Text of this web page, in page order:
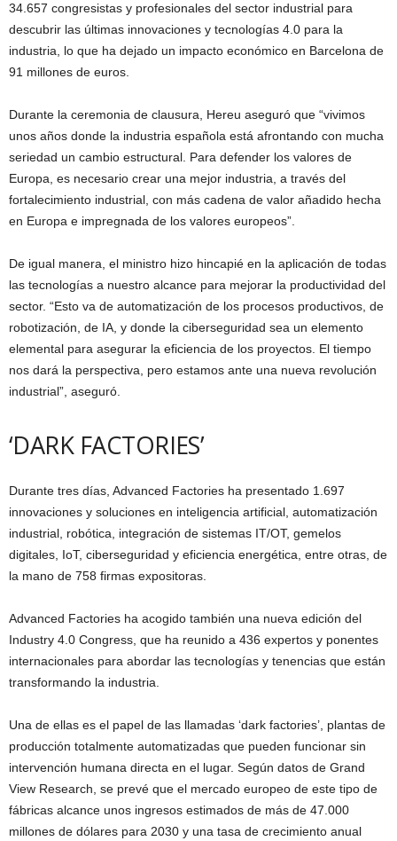
34.657 congresistas y profesionales del sector industrial para
descubrir las últimas innovaciones y tecnologías 4.0 para la
industria, lo que ha dejado un impacto económico en Barcelona de
91 millones de euros.
Durante la ceremonia de clausura, Hereu aseguró que “vivimos
unos años donde la industria española está afrontando con mucha
seriedad un cambio estructural. Para defender los valores de
Europa, es necesario crear una mejor industria, a través del
fortalecimiento industrial, con más cadena de valor añadido hecha
en Europa e impregnada de los valores europeos”.
De igual manera, el ministro hizo hincapié en la aplicación de todas
las tecnologías a nuestro alcance para mejorar la productividad del
sector. “Esto va de automatización de los procesos productivos, de
robotización, de IA, y donde la ciberseguridad sea un elemento
elemental para asegurar la eficiencia de los proyectos. El tiempo
nos dará la perspectiva, pero estamos ante una nueva revolución
industrial”, aseguró.
‘DARK FACTORIES’
Durante tres días, Advanced Factories ha presentado 1.697
innovaciones y soluciones en inteligencia artificial, automatización
industrial, robótica, integración de sistemas IT/OT, gemelos
digitales, IoT, ciberseguridad y eficiencia energética, entre otras, de
la mano de 758 firmas expositoras.
Advanced Factories ha acogido también una nueva edición del
Industry 4.0 Congress, que ha reunido a 436 expertos y ponentes
internacionales para abordar las tecnologías y tenencias que están
transformando la industria.
Una de ellas es el papel de las llamadas ‘dark factories’, plantas de
producción totalmente automatizadas que pueden funcionar sin
intervención humana directa en el lugar. Según datos de Grand
View Research, se prevé que el mercado europeo de este tipo de
fábricas alcance unos ingresos estimados de más de 47.000
millones de dólares para 2030 y una tasa de crecimiento anual